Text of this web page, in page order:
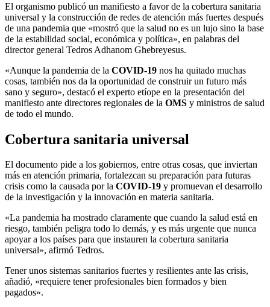
El organismo publicó un manifiesto a favor de la cobertura sanitaria
universal y la construcción de redes de atención más fuertes después
de una pandemia que «mostró que la salud no es un lujo sino la base
de la estabilidad social, económica y política», en palabras del
director general Tedros Adhanom Ghebreyesus.
«Aunque la pandemia de la COVID-19 nos ha quitado muchas
cosas, también nos da la oportunidad de construir un futuro más
sano y seguro», destacó el experto etíope en la presentación del
manifiesto ante directores regionales de la OMS y ministros de salud
de todo el mundo.
Cobertura sanitaria universal
El documento pide a los gobiernos, entre otras cosas, que inviertan
más en atención primaria, fortalezcan su preparación para futuras
crisis como la causada por la COVID-19 y promuevan el desarrollo
de la investigación y la innovación en materia sanitaria.
«La pandemia ha mostrado claramente que cuando la salud está en
riesgo, también peligra todo lo demás, y es más urgente que nunca
apoyar a los países para que instauren la cobertura sanitaria
universal», afirmó Tedros.
Tener unos sistemas sanitarios fuertes y resilientes ante las crisis,
añadió, «requiere tener profesionales bien formados y bien
pagados».